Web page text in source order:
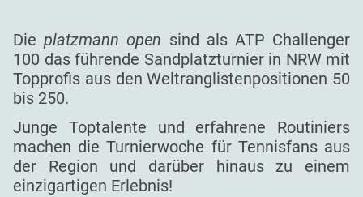
Dieplatzmann open sind als ATP Challenger
100 das führende Sandplatzturnier in NRW mit
Topprofis aus den Weltranglistenpositionen 50
bis 250.
Junge Toptalente und erfahrene Routiniers
machen die Turnierwoche für Tennisfans aus
der Region und darüber hinaus zu einem
einzigartigen Erlebnis!